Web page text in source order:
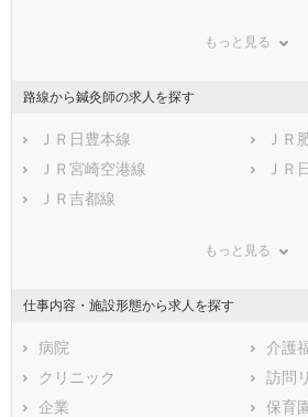
山口県
福岡県
熊本県
鹿児島県
北諸
東諸県郡綾町
児湯郡新富町
児湯
児湯郡木城町
児湯
児湯郡都農町
西臼
もっと見る
路線から鍼灸師の求人を探す
ＪＲ日豊本線
ＪＲ
ＪＲ宮崎空港線
ＪＲ
ＪＲ吉都線
もっと見る
仕事内容・施設形態から求人を探す
病院
介護
クリニック
訪問
企業
保育